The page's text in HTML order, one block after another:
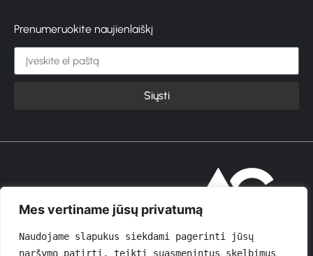
Mes vertiname jūsų privatumą
Naudojame slapukus siekdami pagerinti jūsų
naršymo patirtį, teikti suasmenintus skelbimus
Prenumeruokite naujienlaiškį
Siųsti
© 2026 GROŽIOVITA